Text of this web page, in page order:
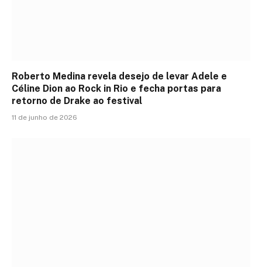
Roberto Medina revela desejo de levar Adele e
Céline Dion ao Rock in Rio e fecha portas para
retorno de Drake ao festival
11 de junho de 2026